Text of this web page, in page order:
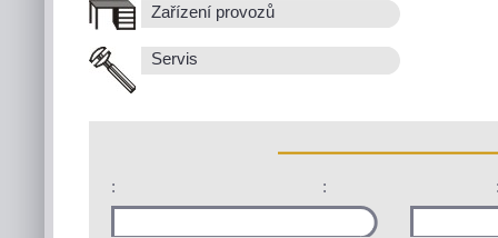
Zařízení provozů
Servis
: :